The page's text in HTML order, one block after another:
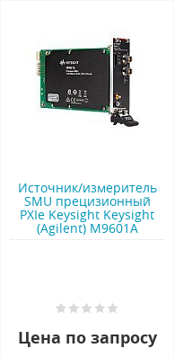
Источник/измеритель
SMU прецизионный
PXIe Keysight Keysight
(Agilent) M9601A
Цена по запросу